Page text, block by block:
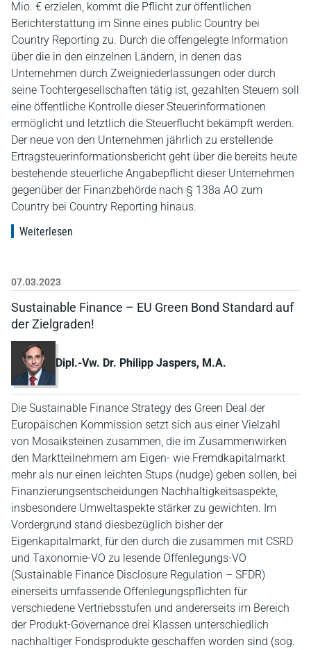
Mio. € erzielen, kommt die Pflicht zur öffentlichen
Berichterstattung im Sinne eines public Country bei
Country Reporting zu. Durch die offengelegte Information
über die in den einzelnen Ländern, in denen das
Unternehmen durch Zweigniederlassungen oder durch
seine Tochtergesellschaften tätig ist, gezahlten Steuern soll
eine öffentliche Kontrolle dieser Steuerinformationen
ermöglicht und letztlich die Steuerflucht bekämpft werden.
Der neue von den Unternehmen jährlich zu erstellende
Ertragsteuerinformationsbericht geht über die bereits heute
bestehende steuerliche Angabepflicht dieser Unternehmen
gegenüber der Finanzbehörde nach § 138a AO zum
Country bei Country Reporting hinaus.
Weiterlesen
07.03.2023
Sustainable Finance – EU Green Bond Standard auf
der Zielgraden!
Dipl.-Vw. Dr. Philipp Jaspers, M.A.
Die Sustainable Finance Strategy des Green Deal der
Europäischen Kommission setzt sich aus einer Vielzahl
von Mosaiksteinen zusammen, die im Zusammenwirken
den Marktteilnehmern am Eigen- wie Fremdkapitalmarkt
mehr als nur einen leichten Stups (nudge) geben sollen, bei
Finanzierungsentscheidungen Nachhaltigkeitsaspekte,
insbesondere Umweltaspekte stärker zu gewichten. Im
Vordergrund stand diesbezüglich bisher der
Eigenkapitalmarkt, für den durch die zusammen mit CSRD
und Taxonomie-VO zu lesende Offenlegungs-VO
(Sustainable Finance Disclosure Regulation – SFDR)
einerseits umfassende Offenlegungspflichten für
verschiedene Vertriebsstufen und andererseits im Bereich
der Produkt-Governance drei Klassen unterschiedlich
nachhaltiger Fondsprodukte geschaffen worden sind (sog.